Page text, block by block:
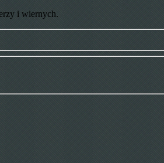
i wiernych.